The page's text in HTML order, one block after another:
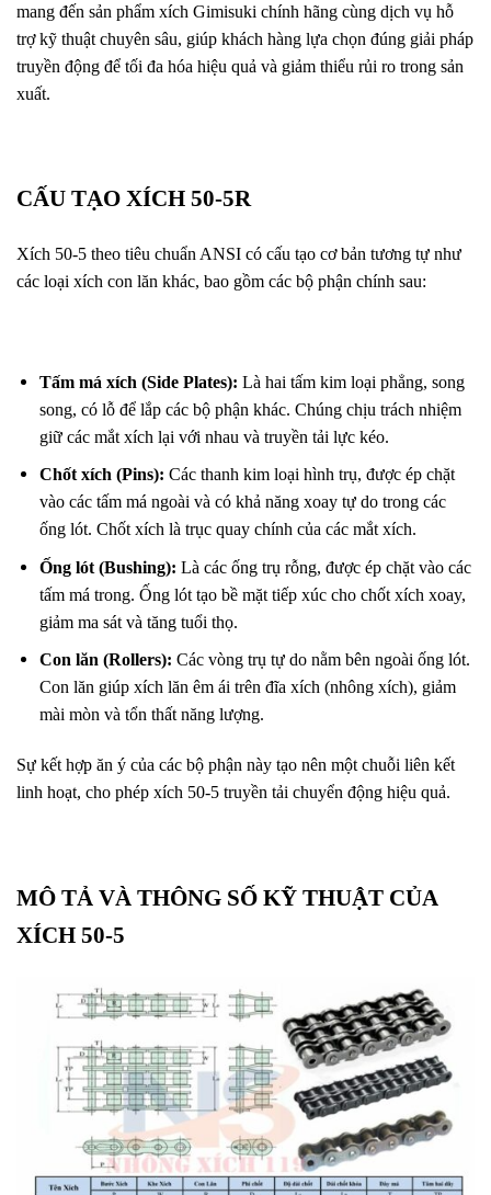
mang đến sản phẩm xích Gimisuki chính hãng cùng dịch vụ hỗ
trợ kỹ thuật chuyên sâu, giúp khách hàng lựa chọn đúng giải pháp
truyền động để tối đa hóa hiệu quả và giảm thiểu rủi ro trong sản
xuất.
CẤU TẠO XÍCH 50-5R
Xích 50-5 theo tiêu chuẩn ANSI có cấu tạo cơ bản tương tự như
các loại xích con lăn khác, bao gồm các bộ phận chính sau:
Tấm má xích (Side Plates): Là hai tấm kim loại phẳng, song
song, có lỗ để lắp các bộ phận khác. Chúng chịu trách nhiệm
giữ các mắt xích lại với nhau và truyền tải lực kéo.
Chốt xích (Pins): Các thanh kim loại hình trụ, được ép chặt
vào các tấm má ngoài và có khả năng xoay tự do trong các
ống lót. Chốt xích là trục quay chính của các mắt xích.
Ống lót (Bushing): Là các ống trụ rỗng, được ép chặt vào các
tấm má trong. Ống lót tạo bề mặt tiếp xúc cho chốt xích xoay,
giảm ma sát và tăng tuổi thọ.
Con lăn (Rollers): Các vòng trụ tự do nằm bên ngoài ống lót.
Con lăn giúp xích lăn êm ái trên đĩa xích (nhông xích), giảm
mài mòn và tổn thất năng lượng.
Sự kết hợp ăn ý của các bộ phận này tạo nên một chuỗi liên kết
linh hoạt, cho phép xích 50-5 truyền tải chuyển động hiệu quả.
MÔ TẢ VÀ THÔNG SỐ KỸ THUẬT CỦA
XÍCH 50-5